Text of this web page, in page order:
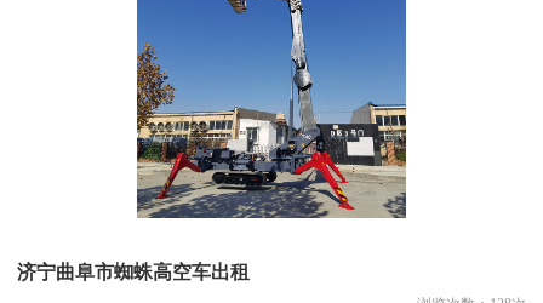
济宁曲阜市蜘蛛高空车出租